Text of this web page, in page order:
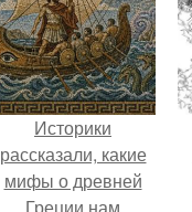
Историки
рассказали, какие
мифы о древней